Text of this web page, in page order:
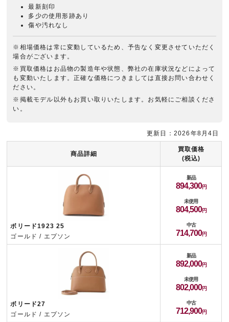
最新刻印
多少の使用形跡あり
傷や汚れなし
※相場価格は常に変動しているため、予告なく変更させていただく
場合がございます。
※買取価格はお品物の製造年や状態、弊社の在庫状況などによって
も変動いたします。正確な価格につきましては直接お問い合わせく
ださい。
※掲載モデル以外もお買い取りいたします。お気軽にご相談くださ
い。
商品詳細
買取価格
(税込)
ボリード1923 25
ゴールド / エプソン
新品
894,300
未使用
804,500
中古
714,700
ボリード27
ゴールド / エプソン
新品
892,000
未使用
802,000
中古
712,900
更新日：2026年8月4日